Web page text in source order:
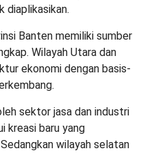
diaplikasikan.
Banten memiliki sumber
Wilayah Utara dan
ekonomi dengan basis-
sektor jasa dan industri
kreasi baru yang
wilayah selatan